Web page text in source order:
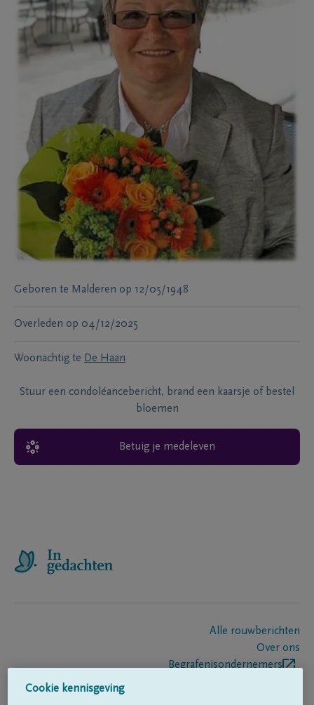
Geboren te Malderen op 12/05/1948
Overleden op 04/12/2025
Woonachtig te De Haan
Stuur een condoléancebericht, brand een kaarsje of bestel
bloemen
Betuig je medeleven
Alle rouwberichten
Over ons
Begrafenisondernemers
Cookie kennisgeving